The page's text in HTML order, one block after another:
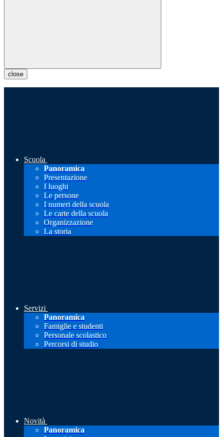
close
Scuola
Panoramica
Presentazione
I luoghi
Le persone
I numeri della scuola
Le carte della scuola
Organizzazione
La storia
Servizi
Panoramica
Famiglie e studenti
Personale scolastico
Percorsi di studio
Novità
Panoramica